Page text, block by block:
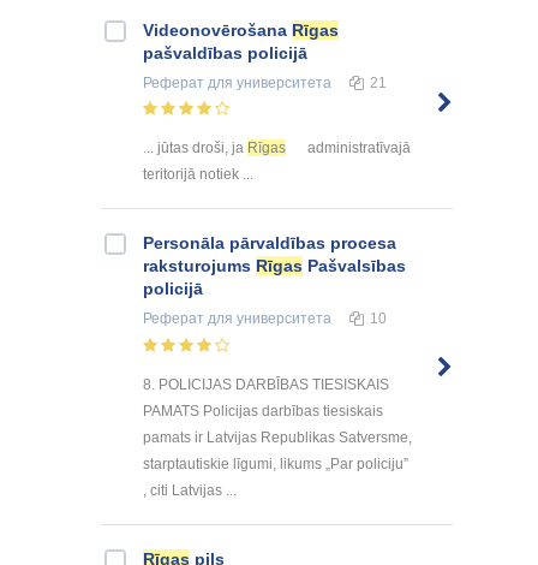
Videonovērošana Rīgas
pašvaldības policijā
Реферат для университета 21
... jūtas droši, ja Rīgas
administratīvajā
teritorijā notiek ...
Personāla pārvaldības procesa
raksturojums Rīgas Pašvalsības
policijā
Реферат для университета 10
8. POLICIJAS DARBĪBAS TIESISKAIS
PAMATS Policijas darbības tiesiskais
pamats ir Latvijas Republikas Satversme,
starptautiskie līgumi, likums „Par policiju”
, citi Latvijas ...
Rīgas pils